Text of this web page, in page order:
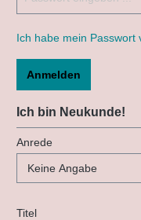
Ich habe mein Passwort
Anmelden
Ich bin Neukunde!
Anrede
Titel